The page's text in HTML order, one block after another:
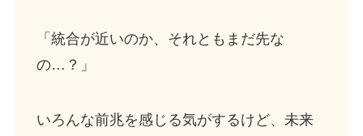
「統合が近いのか、それともまだ先な
の…？」
いろんな前兆を感じる気がするけど、未来